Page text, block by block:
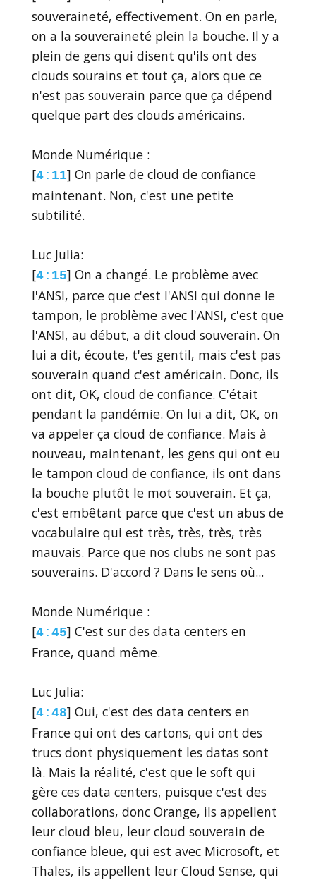
souveraineté, effectivement. On en parle,
on a la souveraineté plein la bouche. Il y a
plein de gens qui disent qu'ils ont des
clouds sourains et tout ça, alors que ce
n'est pas souverain parce que ça dépend
quelque part des clouds américains.
Monde Numérique :
[4:11] On parle de cloud de confiance
maintenant. Non, c'est une petite
subtilité.
Luc Julia:
[4:15] On a changé. Le problème avec
l'ANSI, parce que c'est l'ANSI qui donne le
tampon, le problème avec l'ANSI, c'est que
l'ANSI, au début, a dit cloud souverain. On
lui a dit, écoute, t'es gentil, mais c'est pas
souverain quand c'est américain. Donc, ils
ont dit, OK, cloud de confiance. C'était
pendant la pandémie. On lui a dit, OK, on
va appeler ça cloud de confiance. Mais à
nouveau, maintenant, les gens qui ont eu
le tampon cloud de confiance, ils ont dans
la bouche plutôt le mot souverain. Et ça,
c'est embêtant parce que c'est un abus de
vocabulaire qui est très, très, très, très
mauvais. Parce que nos clubs ne sont pas
souverains. D'accord ? Dans le sens où...
Monde Numérique :
[4:45] C'est sur des data centers en
France, quand même.
Luc Julia:
[4:48] Oui, c'est des data centers en
France qui ont des cartons, qui ont des
trucs dont physiquement les datas sont
là. Mais la réalité, c'est que le soft qui
gère ces data centers, puisque c'est des
collaborations, donc Orange, ils appellent
leur cloud bleu, leur cloud souverain de
confiance bleue, qui est avec Microsoft, et
Thales, ils appellent leur Cloud Sense, qui